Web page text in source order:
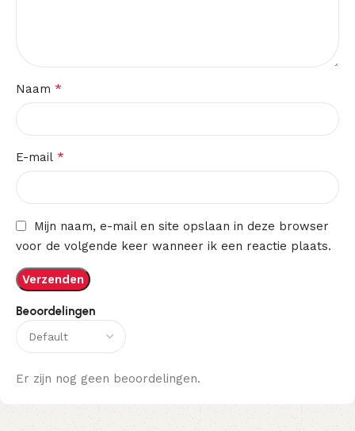
Beoordelingen
Er zijn nog geen beoordelingen.
Naam *
E-mail *
Mijn naam, e-mail en site opslaan in deze browser
voor de volgende keer wanneer ik een reactie plaats.